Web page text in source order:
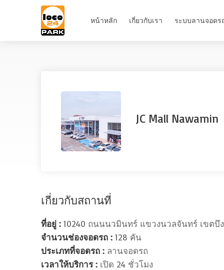
หน้าหลัก เกี่ยวกับเรา ระบบลานจอดร
JC Mall Nawamin
เกี่ยวกับสถานที่
ที่อยู่ : 10240 ถนนนวมินทร์ แขวงนวลจันทร์ เขตบึ
จำนวนช่องจอดรถ : 128 คัน
ประเภทที่จอดรถ : ลานจอดรถ
เวลาให้บริการ : เปิด 24 ชั่วโมง